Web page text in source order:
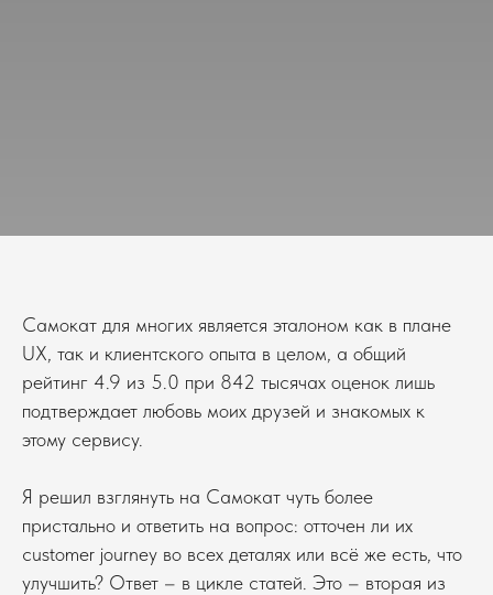
Самокат для многих является эталоном как в плане
UX, так и клиентского опыта в целом, а общий
рейтинг 4.9 из 5.0 при 842 тысячах оценок лишь
подтверждает любовь моих друзей и знакомых к
этому сервису.
Я решил взглянуть на Самокат чуть более
пристально и ответить на вопрос: отточен ли их
customer journey во всех деталях или всё же есть, что
улучшить? Ответ – в цикле статей. Это – вторая из